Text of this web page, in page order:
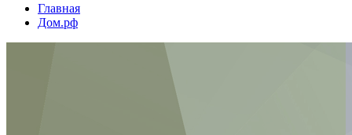
Главная
Дом.рф